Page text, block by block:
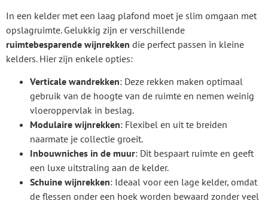
In een kelder met een laag plafond moet je slim omgaan met
opslagruimte. Gelukkig zijn er verschillende
ruimtebesparende wijnrekken die perfect passen in kleine
kelders. Hier zijn enkele opties:
Verticale wandrekken: Deze rekken maken optimaal
gebruik van de hoogte van de ruimte en nemen weinig
vloeroppervlak in beslag.
Modulaire wijnrekken: Flexibel en uit te breiden
naarmate je collectie groeit.
Inbouwniches in de muur: Dit bespaart ruimte en geeft
een luxe uitstraling aan de kelder.
Schuine wijnrekken: Ideaal voor een lage kelder, omdat
de flessen onder een hoek worden bewaard zonder veel